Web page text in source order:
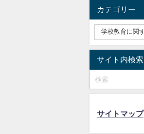
カテゴリー
サイト内検索
サイトマップ